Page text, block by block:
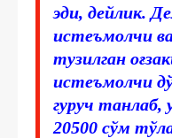
эди, дейлик.
истеъмолчи
тузилган
истеъмолчи
гуруч танлаб,
20500 сўм